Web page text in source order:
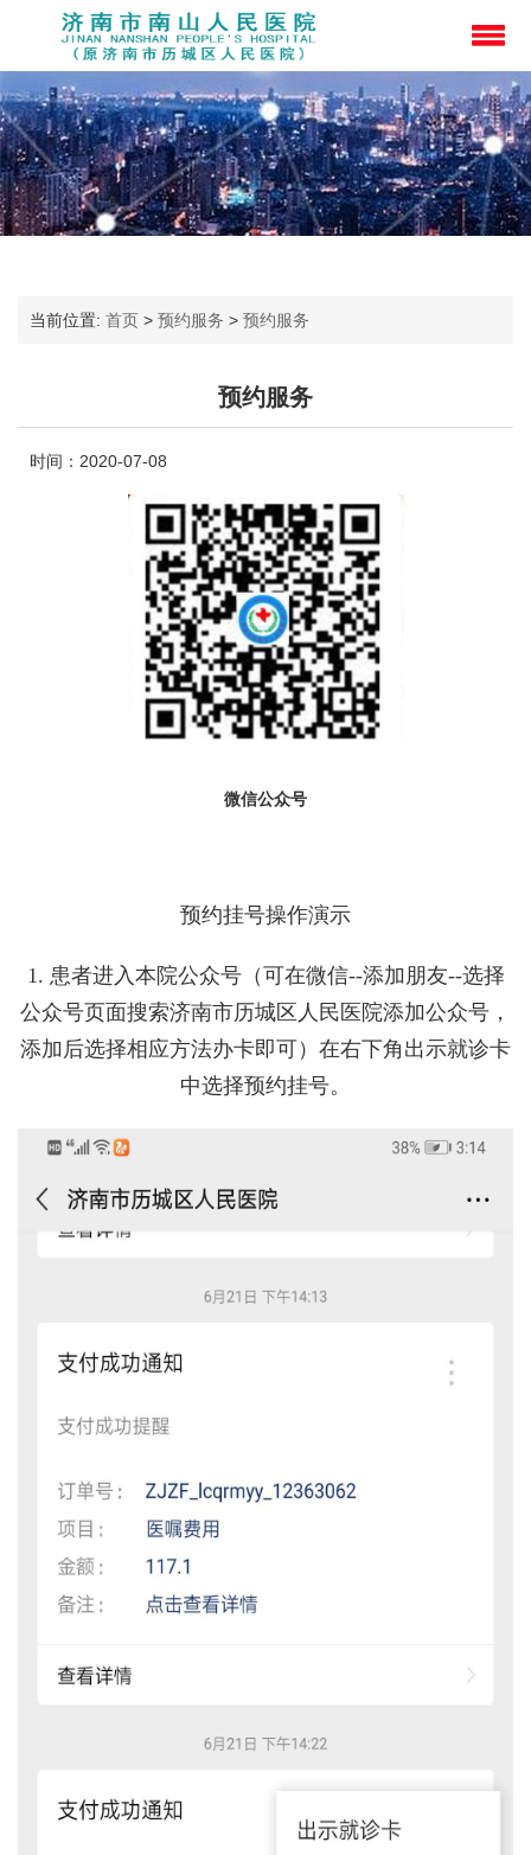
当前位置: 首页 > 预约服务 > 预约服务
预约服务
时间：2020-07-08
微信公众号
预约挂号操作演示
1. 患者进入本院公众号（可在微信--添加朋友--选择
公众号页面搜索济南市历城区人民医院添加公众号，
添加后选择相应方法办卡即可）在右下角出示就诊卡
中选择预约挂号。